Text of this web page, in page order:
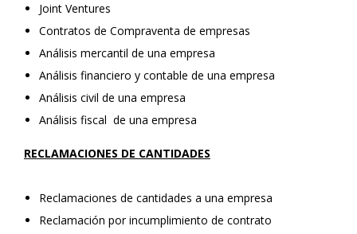
Joint Ventures
Contratos de Compraventa de empresas
Análisis mercantil de una empresa
Análisis financiero y contable de una empresa
Análisis civil de una empresa
Análisis fiscal de una empresa
RECLAMACIONES DE CANTIDADES
Reclamaciones de cantidades a una empresa
Reclamación por incumplimiento de contrato